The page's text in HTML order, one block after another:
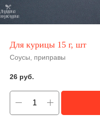
Для курицы 15 г, шт
Соусы, приправы
26 руб.